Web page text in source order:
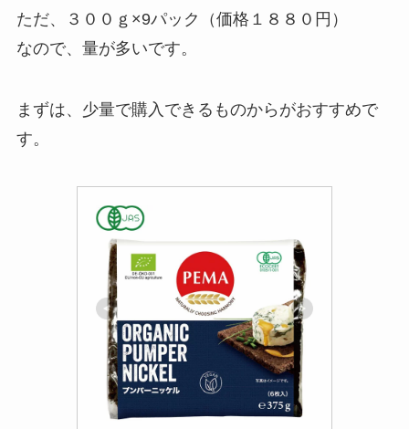
ただ、３００ｇ×9パック（価格１８８０円）
なので、量が多いです。
まずは、少量で購入できるものからがおすすめで
す。